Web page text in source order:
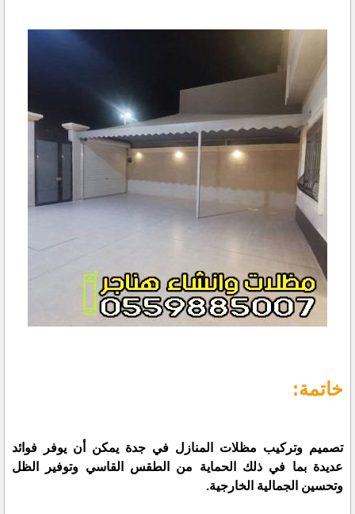
خاتمة:
تصميم وتركيب مظلات المنازل في جدة يمكن أن يوفر فوائد
عديدة بما في ذلك الحماية من الطقس القاسي وتوفير الظل
وتحسين الجمالية الخارجية.